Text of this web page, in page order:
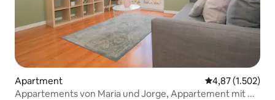
Apartment
4,87 (1.502)
Appartements von Maria und Jorge, Appartement mit ...